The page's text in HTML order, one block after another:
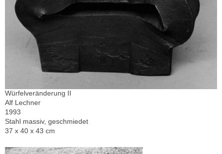
Würfelveränderung II
Alf Lechner
1993
Stahl massiv, geschmiedet
37 x 40 x 43 cm